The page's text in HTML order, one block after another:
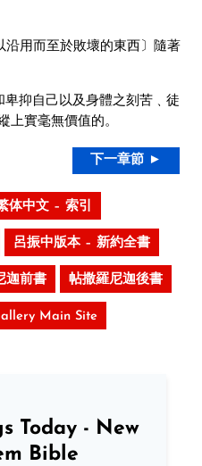
沿用而至於敗壞的東西〕隨著
抑自己以及身體之刻苦﹑徒
實毫無價值的。
下一章節 ►
体中文 – 索引
呂振中版本 – 新約全書
迦前書 帖撒羅尼迦後書
Main Site
Today - New
Bible